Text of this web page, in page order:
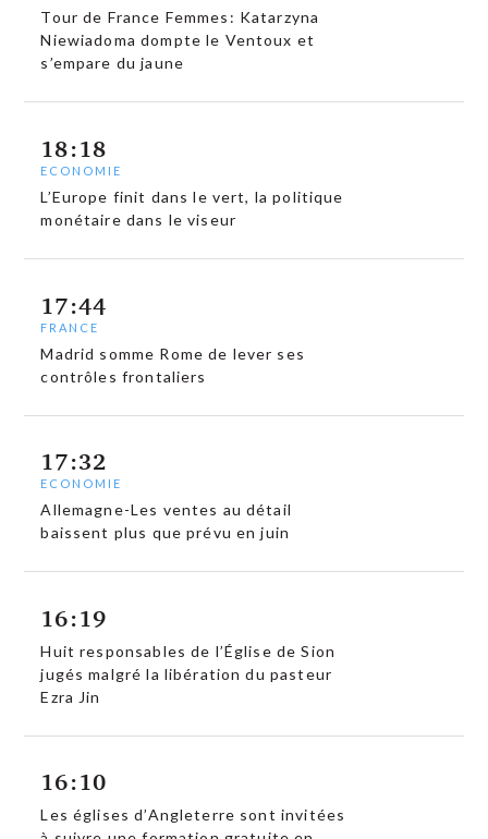
Tour de France Femmes: Katarzyna
Niewiadoma dompte le Ventoux et
s’empare du jaune
18:18
ECONOMIE
L’Europe finit dans le vert, la politique
monétaire dans le viseur
17:44
FRANCE
Madrid somme Rome de lever ses
contrôles frontaliers
17:32
ECONOMIE
Allemagne-Les ventes au détail
baissent plus que prévu en juin
16:19
Huit responsables de l’Église de Sion
jugés malgré la libération du pasteur
Ezra Jin
16:10
Les églises d’Angleterre sont invitées